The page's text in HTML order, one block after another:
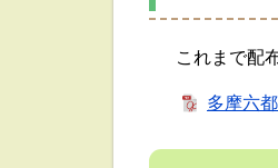
これまで配
多摩六